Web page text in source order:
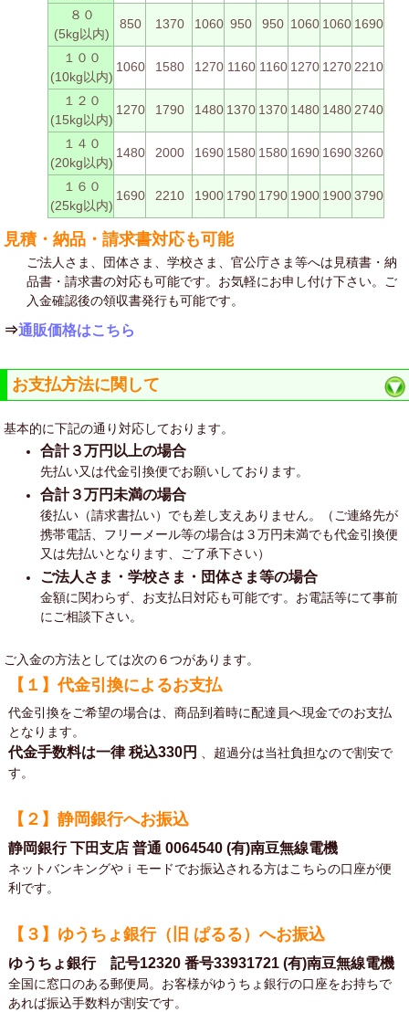
８０
(5kg以内)
850 1370 1060 950 950 1060 1060 1690
１００
(10kg以内)
1060 1580 1270 1160 1160 1270 1270 2210
１２０
(15kg以内)
1270 1790 1480 1370 1370 1480 1480 2740
１４０
(20kg以内)
1480 2000 1690 1580 1580 1690 16903260
１６０
(25kg以内)
1690 2210 1900 1790 1790 1900 19003790
見積・納品・請求書対応も可能
ご法人さま、団体さま、学校さま、官公庁さま等へは見積書・納
品書・請求書の対応も可能です。お気軽にお申し付け下さい。ご
入金確認後の領収書発行も可能です。
⇒通販価格はこちら
お支払方法に関して
基本的に下記の通り対応しております。
合計３万円以上の場合
先払い又は代金引換便でお願いしております。
合計３万円未満の場合
後払い（請求書払い）でも差し支えありません。（ご連絡先が
携帯電話、フリーメール等の場合は３万円未満でも代金引換便
又は先払いとなります、ご了承下さい）
ご法人さま・学校さま・団体さま等の場合
金額に関わらず、お支払日対応も可能です。お電話等にて事前
にご相談下さい。
ご入金の方法としては次の６つがあります。
【１】代金引換によるお支払
代金引換をご希望の場合は、商品到着時に配達員へ現金でのお支払
となります。
代金手数料は一律税込330円
、超過分は当社負担なので割安で
す。
【２】静岡銀行へお振込
静岡銀行 下田支店 普通 0064540 (有)南豆無線電機
ネットバンキングやｉモードでお振込される方はこちらの口座が便
利です。
【３】ゆうちょ銀行（旧 ぱるる）へお振込
ゆうちょ銀行 記号12320 番号33931721 (有)南豆無線電機
全国に窓口のある郵便局。お客様がゆうちょ銀行の口座をお持ちで
あれば振込手数料が割安です。